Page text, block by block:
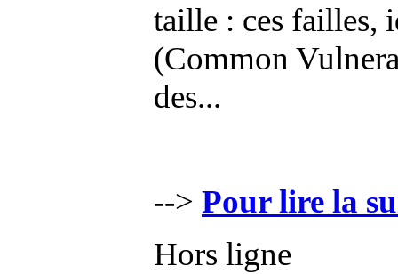
taille : ces failles,
(Common
des...
--> Pour lire la
Hors ligne